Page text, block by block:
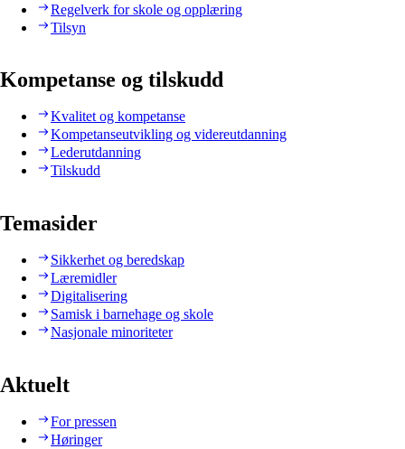
Regelverk for skole og opplæring
Tilsyn
Kompetanse og tilskudd
Kvalitet og kompetanse
Kompetanseutvikling og videreutdanning
Lederutdanning
Tilskudd
Temasider
Sikkerhet og beredskap
Læremidler
Digitalisering
Samisk i barnehage og skole
Nasjonale minoriteter
Aktuelt
For pressen
Høringer